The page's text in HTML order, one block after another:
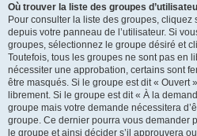
Où trouver la liste des groupes
Pour consulter la liste des groupes, cliquez
depuis votre panneau de l’utilisateur. Si
groupes, sélectionnez le groupe désiré et
Toutefois, tous les groupes ne sont pas en
nécessiter une approbation, certains sont
être masqués. Si le groupe est dit « Ouvert
librement. Si le groupe est dit « À la
groupe mais votre demande nécessitera
groupe. Ce dernier pourra vous demander
le groupe et ainsi décider s’il approuvera